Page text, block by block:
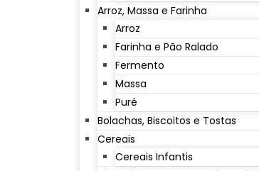
Arroz, Massa e Farinha
Arroz
Farinha e Pão Ralado
Fermento
Massa
Puré
Bolachas, Biscoitos e Tostas
Cereais
Cereais Infantis